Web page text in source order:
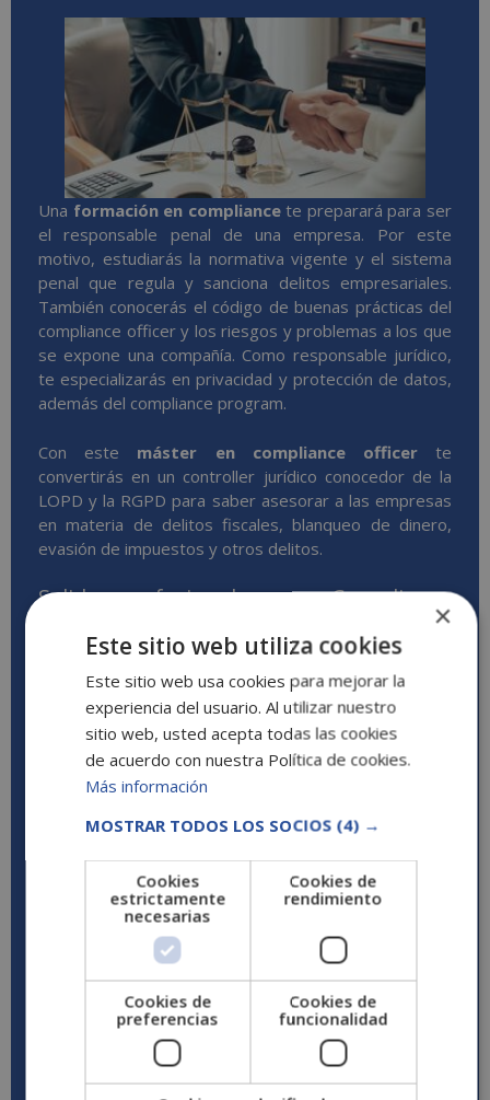
Una formación en compliancete preparará para ser
el responsable penal de una empresa. Por este
motivo, estudiarás la normativa vigente y el sistema
penal que regula y sanciona delitos empresariales.
También conocerás el código de buenas prácticas del
compliance officer y los riesgos y problemas a los que
se expone una compañía. Como responsable jurídico,
te especializarás en privacidad y protección de datos,
además del compliance program.
Con este máster en compliance officerte
convertirás en un controller jurídico conocedor de la
LOPD y la RGPD para saber asesorar a las empresas
en materia de delitos fiscales, blanqueo de dinero,
evasión de impuestos y otros delitos.
Salidas profesionales como Compliance
Estudiar compliance officer te abre las puertas a
muchos sectores del mercado laboral. Podrás trabajar
como responsable del cumplimiento normativo en
cualquier empresa o como asesor penal, ya sea en la
misma empresa, en una asesoría o en despachos y
bufetes de abogados. Asimismo, el sector financiero y
turístico, las empresas de seguros y las constructoras
son las que más demandan los servicios de un
controller jurídico.
Perfil profesional del Compliance
compiance officerdebe ser una persona honesta
e íntegra. Se trata de un perfil cada vez más
demandado en las empresas, y por ello debe denotar
saber trabajar en equipo pero también debe saber
trabajar por su propia cuenta. La profesionalidad y la
×
Este sitio web utiliza cookies
Este sitio web usa cookies para mejorar la
experiencia del usuario. Al utilizar nuestro
sitio web, usted acepta todas las cookies
de acuerdo con nuestra Política de cookies.
Más información
MOSTRAR TODOS LOS SOCIOS (4) →
Cookies
estrictamente
necesarias
Cookies de
rendimiento
Cookies de
preferencias
Cookies de
funcionalidad